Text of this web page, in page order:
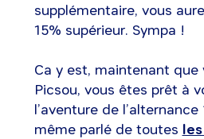
supplémentaire, vous
15% supérieur. Sympa !
Ca y est, maintenant que
Picsou, vous êtes prêt à
l’aventure de
même parlé de toutes